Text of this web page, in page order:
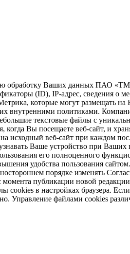
обработку Ваших данных ПАО
(ID), IP-адрес, сведения о
которые могут размещать
внутренними политиками.
текстовые файлы с
когда Вы посещаете веб-сайт, и
исходный веб-сайт при каждом
Ваше устройство при
его полноценного
удобства пользования
порядке изменять
момента публикации новой
cookies в настройках браузера.
Управление файлами cookies